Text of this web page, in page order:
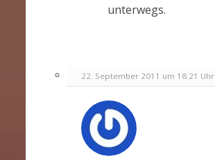
unterwegs.
22. September 2011 um 18:21 Uhr